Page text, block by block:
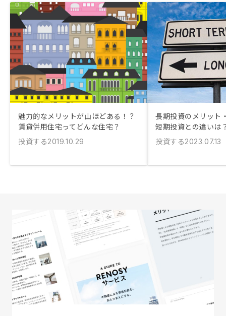
魅力的なメリットが山ほどある！？
賃貸併用住宅ってどんな住宅？
投資する2019.10.29
長期投資のメリット
短期投資との違いは
投資する2023.07.13